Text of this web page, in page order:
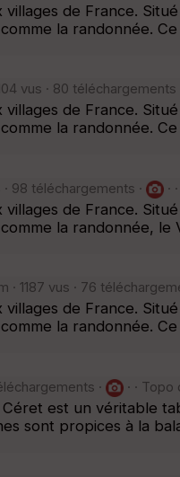
de France.
la randonnée.
vus · 80 téléchargements
de France.
la randonnée.
98 téléchargements · ·
de France.
la randonnée,
· 1187 vus · 76
de France.
la randonnée.
· · ·
est un véritable
sont propices à la